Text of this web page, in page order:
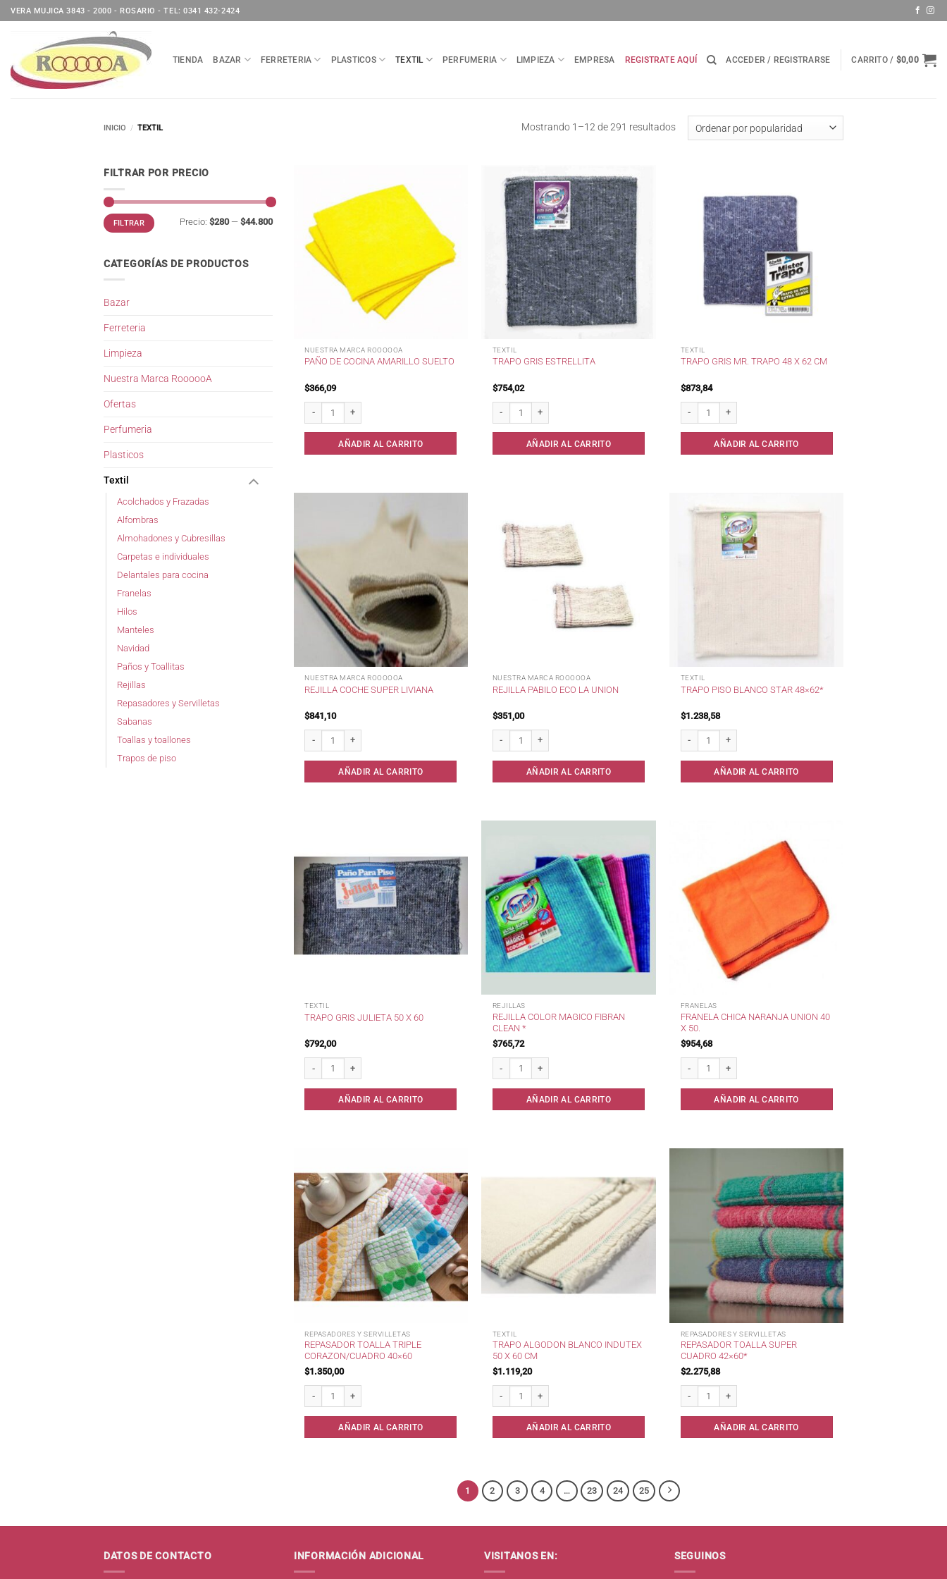
Saltar
al
VERA MUJICA 3843 - 2000 - ROSARIO - TEL: 0341 432-2424
TIENDA BAZAR FERRETERIA PLASTICOS TEXTIL PERFUMERIA LIMPIEZA EMPRESA REGISTRATE AQUÍ ACCEDER / REGISTRARSE CARRITO / $0,00
INICIO / TEXTIL Mostrando 1–12 de 291 resultadosOrdenado
por
FILTRAR POR PRECIO
Precio
mínimo
Precio
máximo
FILTRAR Precio: $280— $44.800
CATEGORÍAS DE PRODUCTOS
Bazar
Ferreteria
Limpieza
Nuestra Marca RoooooA
Ofertas
Perfumeria
Plasticos
Textil
Acolchados y Frazadas
Alfombras
Almohadones y Cubresillas
Carpetas e individuales
Delantales para cocina
Franelas
Hilos
Manteles
Navidad
Paños y Toallitas
Rejillas
Repasadores y Servilletas
Sabanas
Toallas y toallones
Trapos de piso
NUESTRA MARCA ROOOOOA
PAÑO DE COCINA AMARILLO SUELTO
$366,09
AÑADIR AL CARRITO
TEXTIL
TRAPO GRIS ESTRELLITA
$754,02
AÑADIR AL CARRITO
TEXTIL
TRAPO GRIS MR. TRAPO 48 X 62 CM
$873,84
AÑADIR AL CARRITO
NUESTRA MARCA ROOOOOA
REJILLA COCHE SUPER LIVIANA
$841,10
AÑADIR AL CARRITO
NUESTRA MARCA ROOOOOA
REJILLA PABILO ECO LA UNION
$351,00
AÑADIR AL CARRITO
TEXTIL
TRAPO PISO BLANCO STAR 48×62*
$1.238,58
AÑADIR AL CARRITO
TEXTIL
TRAPO GRIS JULIETA 50 X 60
$792,00
Trapo Gris Julieta 50 x 60 cantidad
AÑADIR AL CARRITO
REJILLAS
REJILLA COLOR MAGICO FIBRAN
CLEAN *
$765,72
Rejilla color Magico Fibran Clean * cantidad
AÑADIR AL CARRITO
FRANELAS
FRANELA CHICA NARANJA UNION 40
X 50.
$954,68
Franela Chica Naranja Union 40 x 50. cantidad
AÑADIR AL CARRITO
REPASADORES Y SERVILLETAS
REPASADOR TOALLA TRIPLE
CORAZON/CUADRO 40×60
$1.350,00
Repasador Toalla Triple Corazon/Cuadro 40x60 cantidad
AÑADIR AL CARRITO
TEXTIL
TRAPO ALGODON BLANCO INDUTEX
50 X 60 CM
$1.119,20
Trapo Algodon Blanco Indutex 50 x 60 cm cantidad
AÑADIR AL CARRITO
REPASADORES Y SERVILLETAS
REPASADOR TOALLA SUPER
CUADRO 42×60*
$2.275,88
Repasador Toalla Super Cuadro 42x60* cantidad
AÑADIR AL CARRITO
1 2 3 4 … 23 24 25
DATOS DE CONTACTO INFORMACIÓN ADICIONAL VISITANOS EN: SEGUINOS